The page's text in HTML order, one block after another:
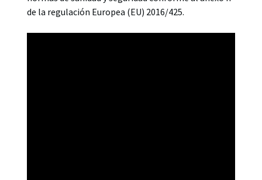
de la regulación Europea (EU) 2016/425.